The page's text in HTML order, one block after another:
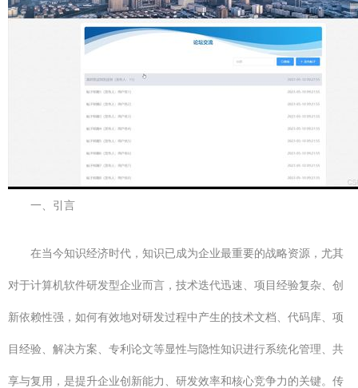
一、引言
在当今知识经济时代，知识已成为企业最重要的战略资源，尤其
对于计算机软件研发型企业而言，技术迭代迅速、项目经验复杂、创
新依赖性强，如何有效地对研发过程中产生的技术文档、代码库、项
目经验、解决方案、专利论文等显性与隐性知识进行系统化管理、共
享与复用，是提升企业创新能力、研发效率和核心竞争力的关键。传